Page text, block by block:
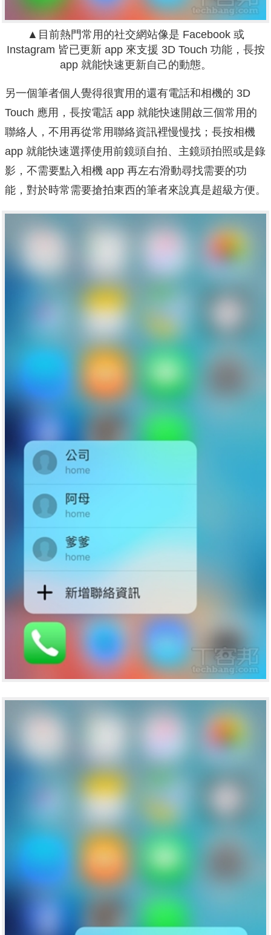
▲目前熱門常用的社交網站像是 Facebook 或
Instagram 皆已更新 app 來支援 3D Touch 功能，長按
app 就能快速更新自己的動態。
另一個筆者個人覺得很實用的還有電話和相機的 3D
Touch 應用，長按電話 app 就能快速開啟三個常用的
聯絡人，不用再從常用聯絡資訊裡慢慢找；長按相機
app 就能快速選擇使用前鏡頭自拍、主鏡頭拍照或是錄
影，不需要點入相機 app 再左右滑動尋找需要的功
能，對於時常需要搶拍東西的筆者來說真是超級方便。